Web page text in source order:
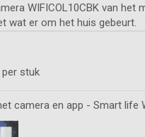
WIFICOL10CBK van
wat er om het huis gebeurt.
per stuk
camera en app - Smart life